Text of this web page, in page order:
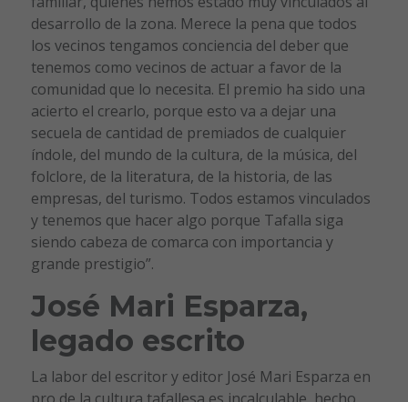
desarrollo de la zona. Merece la pena que todos
los vecinos tengamos conciencia del deber que
tenemos como vecinos de actuar a favor de la
comunidad que lo necesita. El premio ha sido una
acierto el crearlo, porque esto va a dejar una
secuela de cantidad de premiados de cualquier
índole, del mundo de la cultura, de la música, del
folclore, de la literatura, de la historia, de las
empresas, del turismo. Todos estamos vinculados
y tenemos que hacer algo porque Tafalla siga
siendo cabeza de comarca con importancia y
grande prestigio”.
José Mari Esparza,
legado escrito
La labor del escritor y editor José Mari Esparza en
pro de la cultura tafallesa es incalculable, hecho